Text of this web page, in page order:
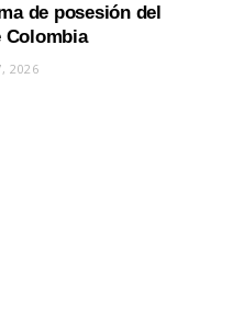
de posesión del
Colombia
2026